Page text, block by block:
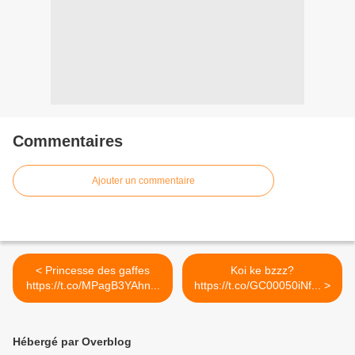
Commentaires
Ajouter un commentaire
< Princesse des gaffes
https://t.co/MPagB3YAhn...
Koi ke bzzz?
https://t.co/GC00050iNf... >
Hébergé par Overblog